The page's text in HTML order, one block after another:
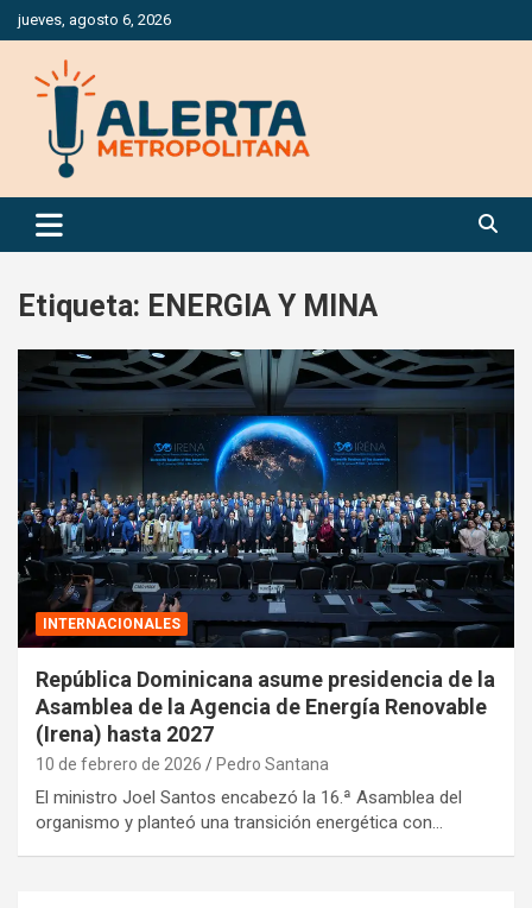
Saltar
al
contenido
jueves, agosto 6, 2026
Alerta Metropolitana
Etiqueta: ENERGIA Y MINA
INTERNACIONALES
República Dominicana asume presidencia de la
Asamblea de la Agencia de Energía Renovable
(Irena) hasta 2027
10 de febrero de 2026 Pedro Santana
El ministro Joel Santos encabezó la 16.ª Asamblea del
organismo y planteó una transición energética con…